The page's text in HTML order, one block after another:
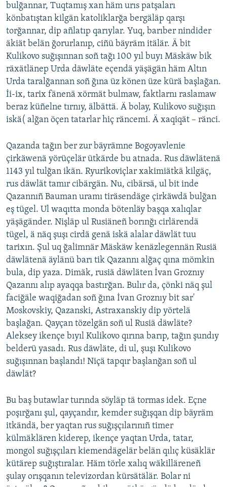
bulğannar, Tuqtamış xan häm urıs patşaları
könbatıştan kilgän katoliklarğa bergäläp qarşı
torğannar, dip añlatıp qarıylar. Yuq, barıber nindider
äkiät belän ğorurlanıp, ciñü bäyräm itälär. Ä bit
Kulikovo suğışınnan soñ tağı 100 yıl buyı Mäskäw bik
räxätlänep Urda däwläte eçendä yäşägän häm Altın
Urda taralğannan soñ ğına üz könen üze kürä başlağan.
İi-ix, tarix fänenä xörmät bulmaw, faktlarnı raslamaw
beraz küñelne tırnıy, älbättä. Ä bolay, Kulikovo suğışın
iskä( alğan öçen tatarlar hiç räncemi. Ä xaqiqät – ränci.
Qazanda tağın ber zur bäyrämne Bogoyavlenie
çirkäwenä yörüçelär ütkärde bu atnada. Rus däwlätenä
1143 yıl tulğan ikän. Ryurikoviçlar xakimiätkä kilgäç,
rus däwlät tamır cibärgän. Nu, cibärsä, ul bit inde
Qazannıñ Bauman uramı tiräsendäge çirkäwdä bulğan
eş tügel. Ul waqıtta monda bötenläy başqa xalıqlar
yäşägänder. Nişläp ul Rusiäneñ borınğı cirlärendä
tügel, ä näq şuşı cirdä genä iskä alalar däwlät tuu
tarixın. Şul uq ğalimnär Mäskäw kenäzlegennän Rusiä
däwlätenä äylänü barı tik Qazannı alğaç qına mömkin
bula, dip yaza. Dimäk, rusiä däwläten İvan Groznıy
Qazannı alıp ayaqqa bastırğan. Bulır da, çönki näq şul
faciğäle waqiğadan soñ ğına İvan Groznıy bit sar'
Moskovskiy, Qazanski, Astraxanskiy dip yörtelä
başlağan. Qayçan tözelgän soñ ul Rusiä däwläte?
Aleksey ikençe bıyıl Kulikovo qırına barıp, tağın şundıy
belderü yasadı. Rus däwläte, di ul, şuşı Kulikovo
suğışınnan başlandı! Niçä tapqır başlanğan soñ ul
däwlät?
Bu baş butawlar turında söyläp tä tormas idek. Eçne
poşırğanı şul, qayçandır, kemder suğışqan dip bäyräm
itkändä, ber yaqtan rus suğışçılarınıñ timer
külmäklären kiderep, ikençe yaqtan Urda, tatar,
mongol suğışçıları kiemendägelär belän qılıç küsäklär
kütärep suğıştıralar. Häm törle xalıq wäkilläreneñ
şulay orışqanın televizordan kürsätälär. Bolar ni